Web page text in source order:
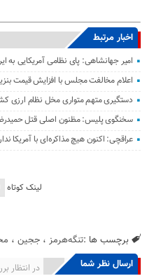
اخبار مرتبط
امیر جهانشاهی: پای نظامی آمریکایی به
اعلام مخالفت مجلس با افزایش قیمت
دستگیری متهم متواری مخل نظام ارزی
سخنگوی پلیس: مظنون اصلی قتل
عراقچی: اکنون هیچ مذاکره‌ای با آمریکا
لینک کوتاه
برچسب ها :تنگه‌هرمز ،ججین ،
ارسال نظر شما در انتظار انتشار یافته : 0